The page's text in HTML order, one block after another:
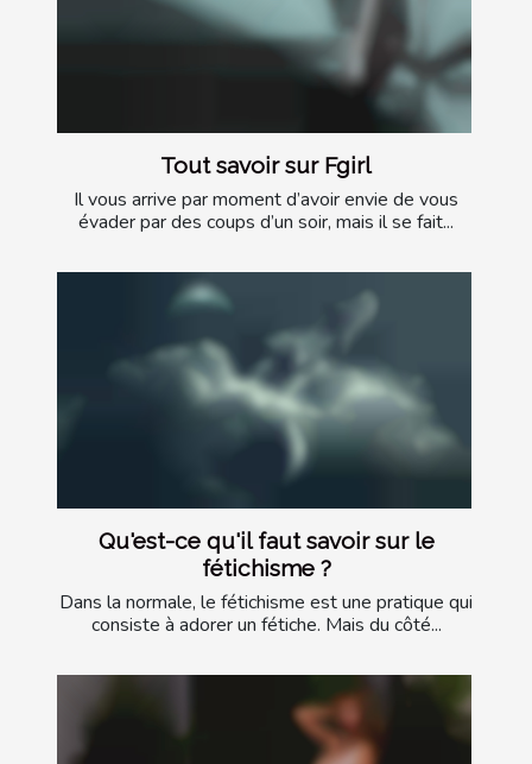
Tout savoir sur Fgirl
Il vous arrive par moment d’avoir envie de vous
évader par des coups d’un soir, mais il se fait...
Qu'est-ce qu'il faut savoir sur le
fétichisme ?
Dans la normale, le fétichisme est une pratique qui
consiste à adorer un fétiche. Mais du côté...